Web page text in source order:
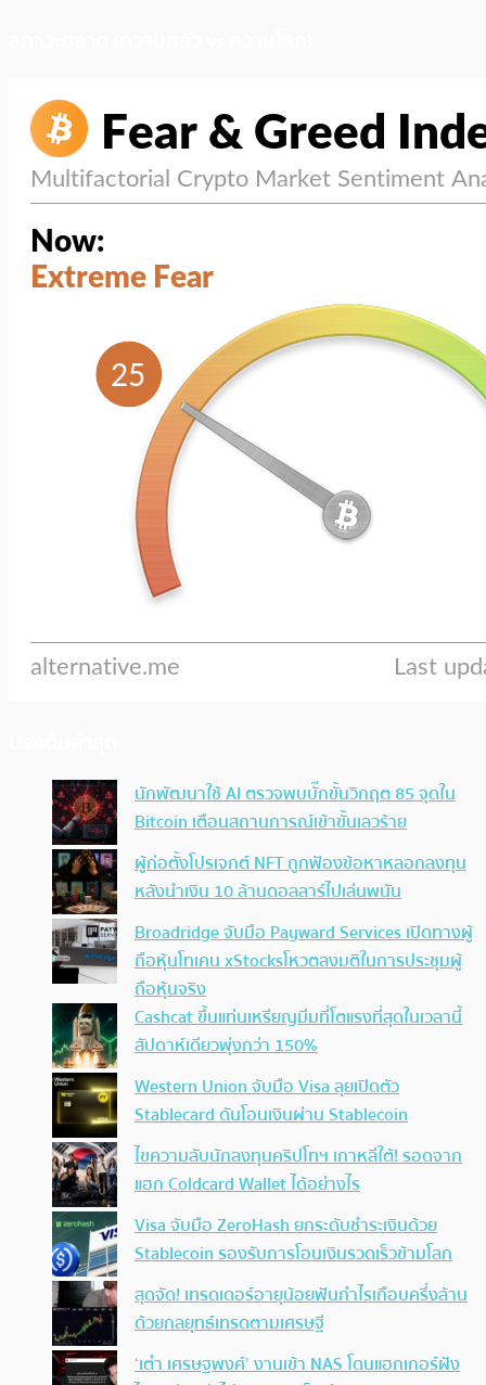
นักพัฒนาใช้ AI ตรวจพบบั๊กขั้นวิกฤต 85 จุดใน
Bitcoin เตือนสถานการณ์เข้าขั้นเลวร้าย
ผู้ก่อตั้งโปรเจกต์ NFT ถูกฟ้องข้อหาหลอกลงทุน
หลังนำเงิน 10 ล้านดอลลาร์ไปเล่นพนัน
Broadridge จับมือ Payward Services เปิดทางผู้
ถือหุ้นโทเคน xStocksโหวตลงมติในการประชุมผู้
ถือหุ้นจริง
Cashcat ขึ้นแท่นเหรียญมีมที่โตแรงที่สุดในเวลานี้
สัปดาห์เดียวพุ่งกว่า 150%
Western Union จับมือ Visa ลุยเปิดตัว
Stablecard ดันโอนเงินผ่าน Stablecoin
ไขความลับนักลงทุนคริปโทฯ เกาหลีใต้! รอดจาก
แฮก Coldcard Wallet ได้อย่างไร
Visa จับมือ ZeroHash ยกระดับชำระเงินด้วย
Stablecoin รองรับการโอนเงินรวดเร็วข้ามโลก
สุดจัด! เทรดเดอร์อายุน้อยฟันกำไรเกือบครึ่งล้าน
ด้วยกลยุทธ์เทรดตามเศรษฐี
‘เต๋า เศรษฐพงศ์’ งานเข้า NAS โดนแฮกเกอร์ฝัง